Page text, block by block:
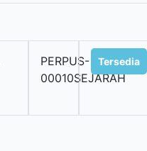
PERPUS-
00010SEJARAH
Tersedia